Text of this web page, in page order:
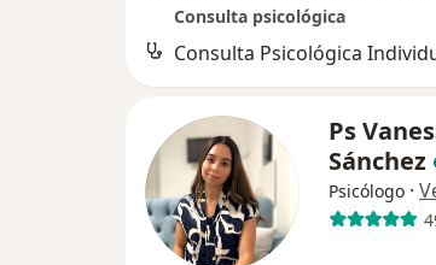
Consulta psicológica
Consulta Psicológica
Ps
Sánchez
Psicólogo ·